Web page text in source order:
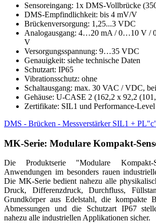
Sensoreingang: 1x DMS-Vollbrücke
DMS-Empfindlichkeit: bis 4 mV/V
Brückenversorgung: 1,25...3 VDC
Analogausgang: 4…20 mA / 0…10 V
V
Versorgungsspannung: 9…35 VDC
Genauigkeit: siehe technische Daten
Schutzart: IP65
Vibrationsschutz: ohne
Schaltausgang: max. 30 VAC / VDC,
Gehäuse: U-CASE 2 (162,2 x 92,2
Zertifikate: SIL1 und Performance-
DMS - Brücken - Messverstärker SIL1 +
MK-Serie: Modulare Kompakt-
Die Produktserie "Modulare
Anwendungen im besonders rauen
Die MK-Serie bedient nahezu alle
Druck, Differenzdruck, Durchfluss,
Grundkörper aus Edelstahl, die kompakte
Abmessungen und die Schutzart IP67
nahezu alle industriellen Applikationen sicher.